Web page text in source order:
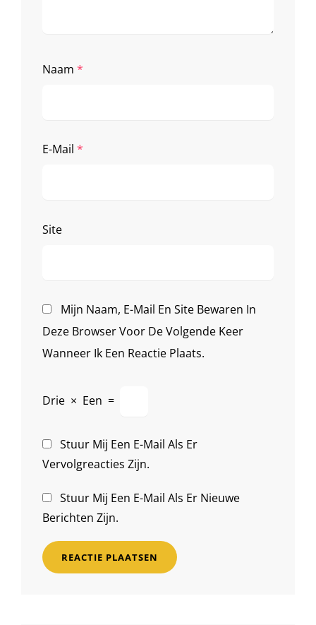
Naam *
E-Mail *
Site
Mijn Naam, E-Mail En Site Bewaren In
Deze Browser Voor De Volgende Keer
Wanneer Ik Een Reactie Plaats.
Drie × Een =
Stuur Mij Een E-Mail Als Er
Vervolgreacties Zijn.
Stuur Mij Een E-Mail Als Er Nieuwe
Berichten Zijn.